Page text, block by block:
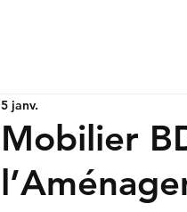
Mobilier
5 janv.